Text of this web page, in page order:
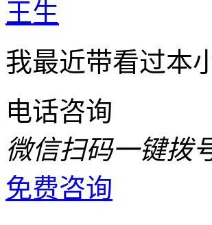
王生
我最近带看过本
电话咨询
微信扫码一键拨
免费咨询